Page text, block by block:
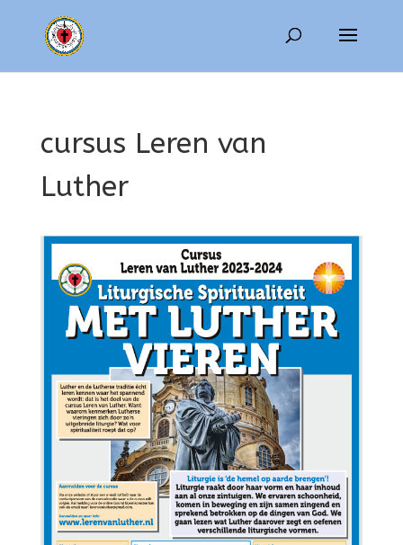
cursus Leren van
Luther